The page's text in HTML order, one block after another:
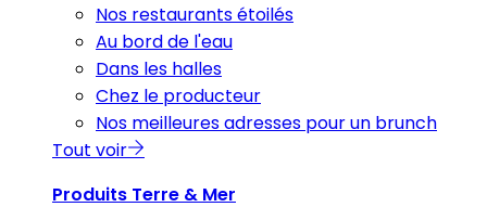
Nos restaurants étoilés
Au bord de l'eau
Dans les halles
Chez le producteur
Nos meilleures adresses pour un brunch
Tout voir
Produits Terre & Mer